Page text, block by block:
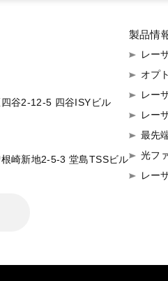
谷2-12-5 四谷ISYビル
崎新地2-5-3 堂島TSSビル
製品情
レー
オプ
レー
レー
最先
光フ
レー